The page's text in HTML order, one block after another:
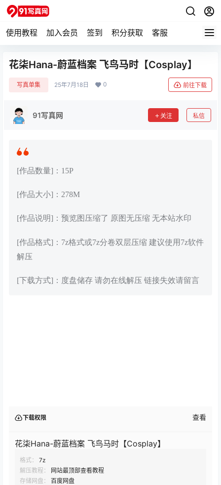
使用教程 加入会员 签到 积分获取 客服
花柒Hana-蔚蓝档案 飞鸟马时【Cosplay】
写真单集 25年7月18日 0 前往下载
91写真网 关注 私信
[作品数量]：15P
[作品大小]：278M
[作品说明]：预览图压缩了 原图无压缩 无本站水印
[作品格式]：7z格式或7z分卷双层压缩 建议使用7z软件
解压
[下载方式]：度盘储存 请勿在线解压 链接失效请留言
下载权限 查看
花柒Hana-蔚蓝档案 飞鸟马时【Cosplay】
格式：
7z
解压教程：
网站最顶部查看教程
存储网盘：
百度网盘